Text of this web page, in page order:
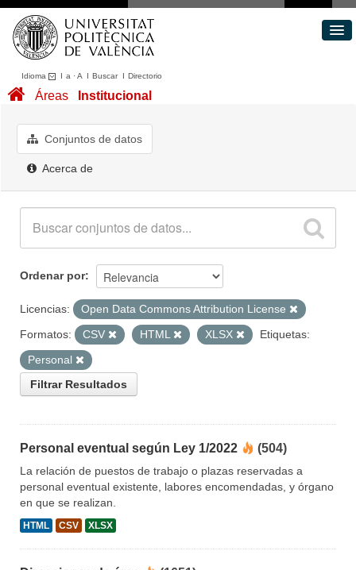
Idioma I a ·A I BuscarI Directorio
Conjuntos de datos
Acerca de
Áreas Institucional
Conjuntos de datos
Acerca de
Ordenar por
Licencias:
Open Data Commons Attribution License
Formatos:
CSV HTML XLSX
Etiquetas:
Personal
Filtrar Resultados
Personal eventual según Ley 1/2022 (504)
La relación de puestos de trabajo o plazas reservadas a
personal eventual existente, labores encomendadas, y órgano
en que se realizan.
HTML CSV XLSX